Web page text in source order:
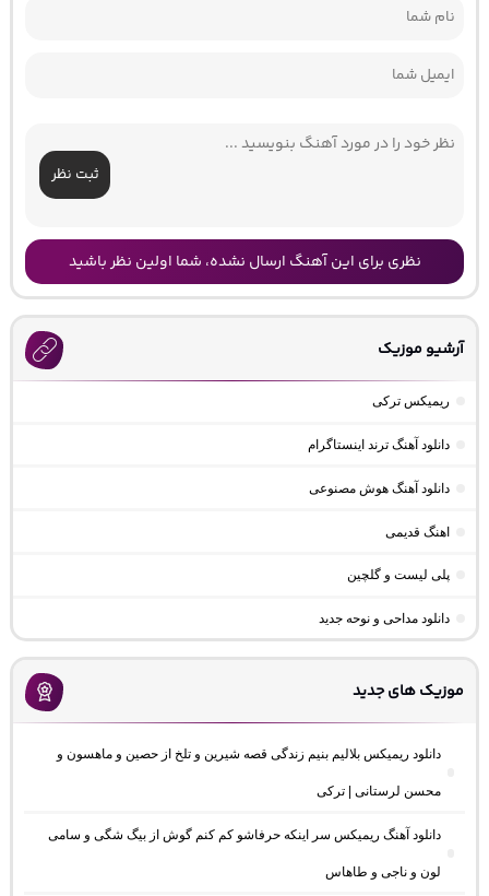
ثبت نظر
نظری برای این آهنگ ارسال نشده، شما اولین نظر باشید
آرشیو موزیک
ریمیکس ترکی
دانلود آهنگ ترند اینستاگرام
دانلود آهنگ هوش مصنوعی
اهنگ قدیمی
پلی لیست و گلچین
دانلود مداحی و نوحه جدید
موزیک های جدید
دانلود ریمیکس بلالیم بنیم زندگی قصه شیرین و تلخ از حصین و ماهسون و
محسن لرستانی | ترکی
دانلود آهنگ ریمیکس سر اینکه حرفاشو کم کنم گوش از بیگ شگی و سامی
لون و ناجی و طاهاس